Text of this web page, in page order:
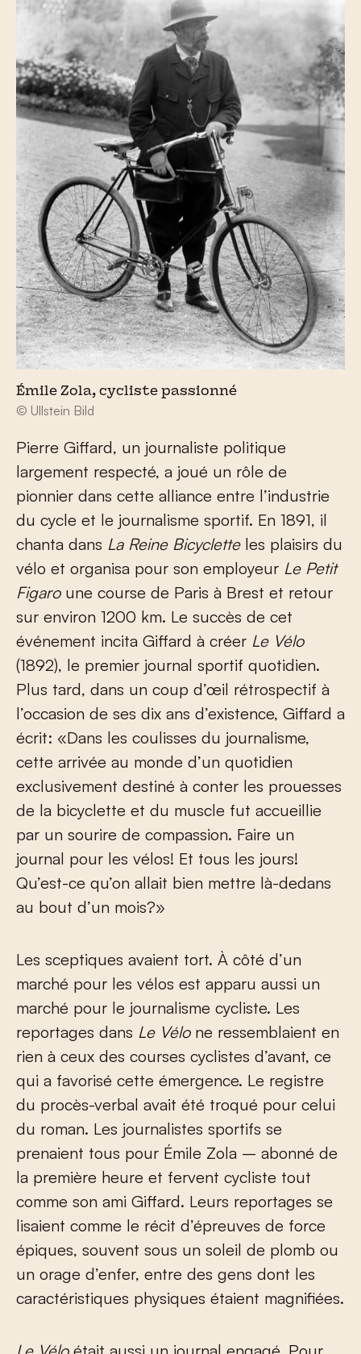
Émile Zola, cycliste passionné
© Ullstein Bild
Pierre Giffard, un journaliste politique
largement respecté, a joué un rôle de
pionnier dans cette alliance entre l’industrie
du cycle et le journalisme sportif. En 1891, il
chanta dans La Reine Bicycletteles plaisirs du
vélo et organisa pour son employeur Le Petit
Figaroune course de Paris à Brest et retour
sur environ 1200 km. Le succès de cet
événement incita Giffard à créer Le Vélo
(1892), le premier journal sportif quotidien.
Plus tard, dans un coup d’œil rétrospectif à
l’occasion de ses dix ans d’existence, Giffard a
écrit: «Dans les coulisses du journalisme,
cette arrivée au monde d’un quotidien
exclusivement destiné à conter les prouesses
de la bicyclette et du muscle fut accueillie
par un sourire de compassion. Faire un
journal pour les vélos! Et tous les jours!
Qu’est-ce qu’on allait bien mettre là-dedans
au bout d’un mois?»
Les sceptiques avaient tort. À côté d’un
marché pour les vélos est apparu aussi un
marché pour le journalisme cycliste. Les
reportages dans Le Vélone ressemblaient en
rien à ceux des courses cyclistes d’avant, ce
qui a favorisé cette émergence. Le registre
du procès-verbal avait été troqué pour celui
du roman. Les journalistes sportifs se
prenaient tous pour Émile Zola – abonné de
la première heure et fervent cycliste tout
comme son ami Giffard. Leurs reportages se
lisaient comme le récit d’épreuves de force
épiques, souvent sous un soleil de plomb ou
un orage d’enfer, entre des gens dont les
caractéristiques physiques étaient magnifiées.